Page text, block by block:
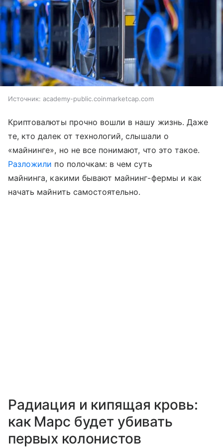
Источник: academy-public.coinmarketcap.com
Криптовалюты прочно вошли в нашу жизнь. Даже
те, кто далек от технологий, слышали о
«майнинге», но не все понимают, что это такое.
Разложили по полочкам: в чем суть
майнинга, какими бывают майнинг-фермы и как
начать майнить самостоятельно.
Радиация и кипящая кровь:
как Марс будет убивать
первых колонистов